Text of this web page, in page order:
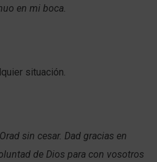
en mi boca.
situación.
sin cesar. Dad gracias en
de Dios para con vosotros